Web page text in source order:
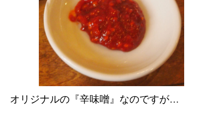
オリジナルの『辛味噌』なのですが…